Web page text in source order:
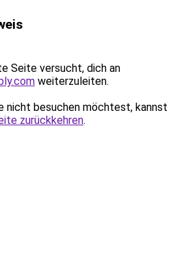
Seite versucht, dich an
weiterzuleiten.
nicht besuchen möchtest, kannst
zurückkehren.